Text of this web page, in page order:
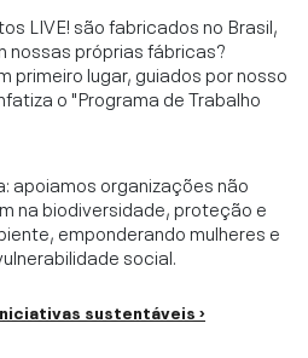
LIVE! são fabricados no Brasil,
nossas próprias fábricas?
primeiro lugar, guiados por nosso
o "Programa de Trabalho
apoiamos organizações não
na biodiversidade, proteção e
emponderando mulheres e
social.
sustentáveis ›